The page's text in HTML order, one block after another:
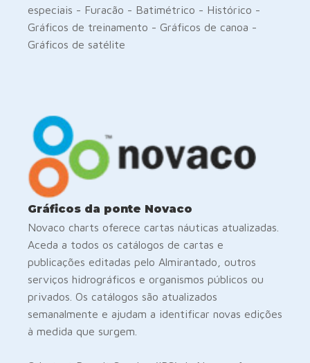
especiais - Furacão - Batimétrico - Histórico -
Gráficos de treinamento - Gráficos de canoa -
Gráficos de satélite
Gráficos da ponte Novaco
Novaco charts oferece cartas náuticas atualizadas.
Aceda a todos os catálogos de cartas e
publicações editadas pelo Almirantado, outros
serviços hidrográficos e organismos públicos ou
privados. Os catálogos são atualizados
semanalmente e ajudam a identificar novas edições
à medida que surgem.